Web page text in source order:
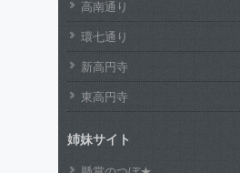
高南通り
環七通り
新高円寺
東高円寺
姉妹サイト